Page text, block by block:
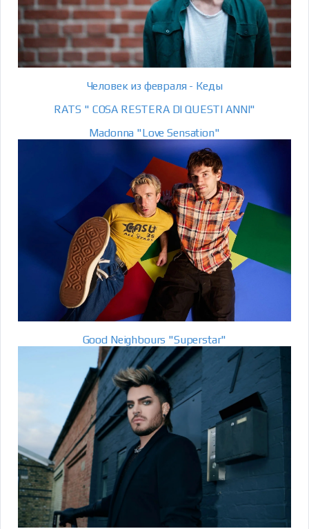
Человек из февраля - Кеды
RATS " COSA RESTERA DI QUESTI ANNI"
Madonna "Love Sensation"
Good Neighbours "Superstar"